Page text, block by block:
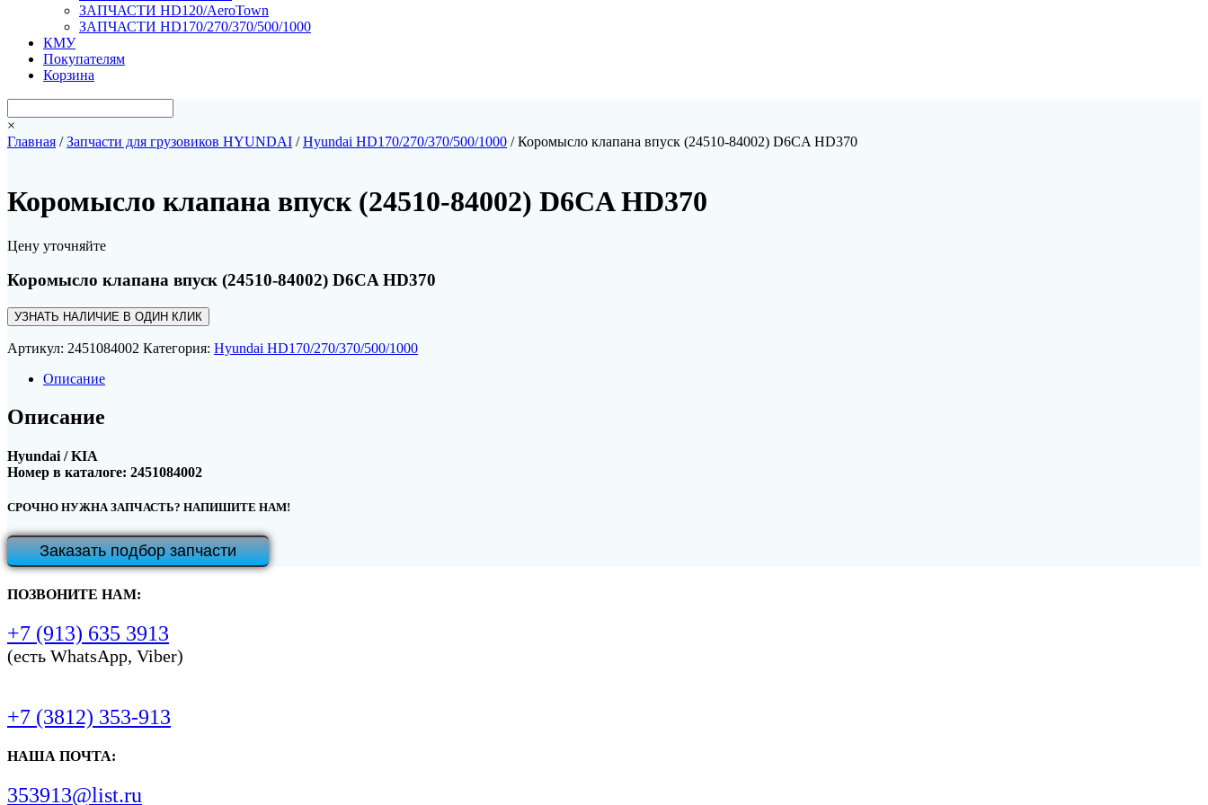
ЗАПЧАСТИ HD120/AeroTown
ЗАПЧАСТИ HD170/270/370/500/1000
КМУ
Покупателям
Корзина
×
Главная /Запчасти для грузовиков HYUNDAI /Hyundai HD170/270/370/500/1000 / Коромысло клапана впуск (24510-84002) D6CA HD370
Коромысло клапана впуск (24510-84002) D6CA HD370
Цену уточняйте
Коромысло клапана впуск (24510-84002) D6CA HD370
УЗНАТЬ НАЛИЧИЕ В ОДИН КЛИК
Артикул: 2451084002 Категория: Hyundai HD170/270/370/500/1000
Описание
Описание
Hyundai / KIA
Номер в каталоге: 2451084002
СРОЧНО НУЖНА ЗАПЧАСТЬ? НАПИШИТЕ НАМ!
Заказать подбор запчасти
ПОЗВОНИТЕ НАМ:
+7 (913) 635 3913
(есть WhatsApp, Viber)
+7 (3812) 353-913
НАША ПОЧТА:
353913@list.ru